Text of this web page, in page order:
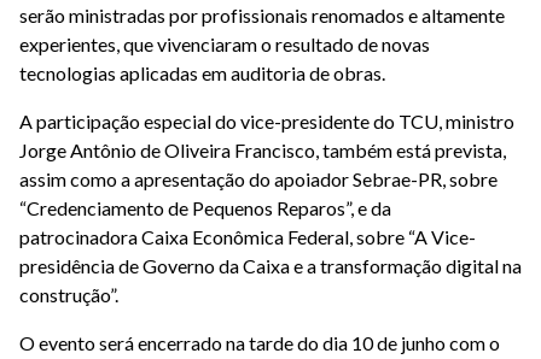
serão ministradas por profissionais renomados e altamente
experientes, que vivenciaram o resultado de novas
tecnologias aplicadas em auditoria de obras.
A participação especial do vice-presidente do TCU, ministro
Jorge Antônio de Oliveira Francisco, também está prevista,
assim como a apresentação do apoiador Sebrae-PR, sobre
“Credenciamento de Pequenos Reparos”, e da
patrocinadora Caixa Econômica Federal, sobre “A Vice-
presidência de Governo da Caixa e a transformação digital na
construção”.
O evento será encerrado na tarde do dia 10 de junho com o